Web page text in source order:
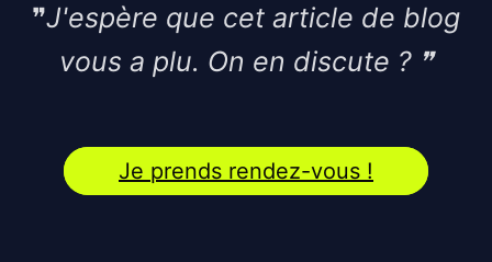
❞J'espère que cet article de blog
vous a plu. On en discute ? ❞
Je prends rendez-vous !